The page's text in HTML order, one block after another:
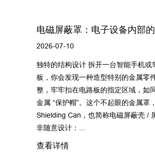
仔细观察主
量身定做的
蔽罩（EMI
为您提供近期的企业和
2024-09-24
常州市鼎嘉金属科技有限公司
精密模具的设计，组装与维修
产精密金属冲压件为主的私营
区雪堰镇，毗邻太湖，距离上
际机场59km,厂房占地面积
㎡, 注册...
查看详情